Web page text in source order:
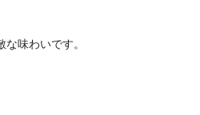
味わいです。